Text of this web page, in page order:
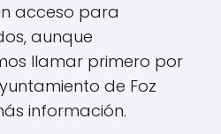
acceso para
aunque
llamar primero por
de Foz
información.